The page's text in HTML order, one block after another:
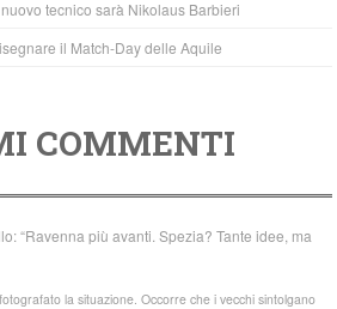
tecnico sarà Nikolaus Barbieri
il Match-Day delle Aquile
COMMENTI
“Ravenna più avanti. Spezia? Tante idee, ma
la situazione. Occorre che i vecchi sintolgano